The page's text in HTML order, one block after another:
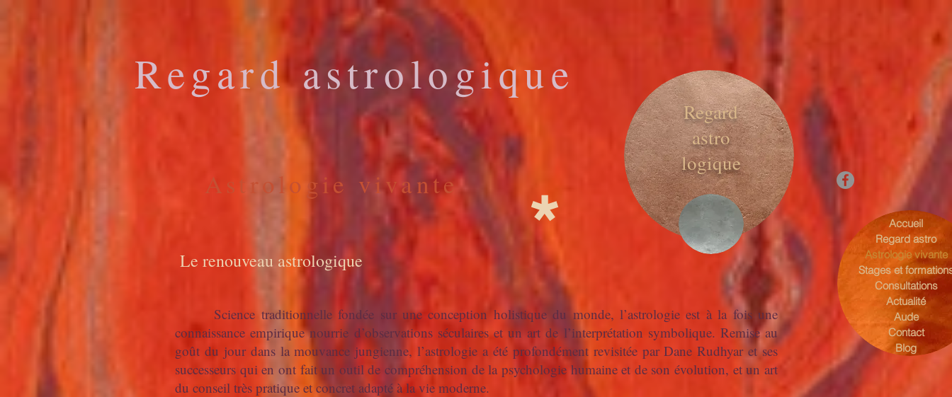
Regard astrologique
Astrologie vivante
Regard
astro
logique
Le renouveau astrologique
Science traditionnelle fondée sur une conception holistique du monde, l’astrologie est à la fois une
connaissance empirique nourrie d’observations séculaires et un art de l’interprétation symbolique. Remise au
goût du jour dans la mouvance jungienne, l’astrologie a été profondément revisitée par Dane Rudhyar et ses
successeurs qui en ont fait un outil de compréhension de la psychologie humaine et de son évolution, et un art
du conseil très pratique et concret adapté à la vie moderne.
Accueil
Regard astro
Astrologie vivante
Stages et
Consultations
Actualité
Aude
Contact
Blog